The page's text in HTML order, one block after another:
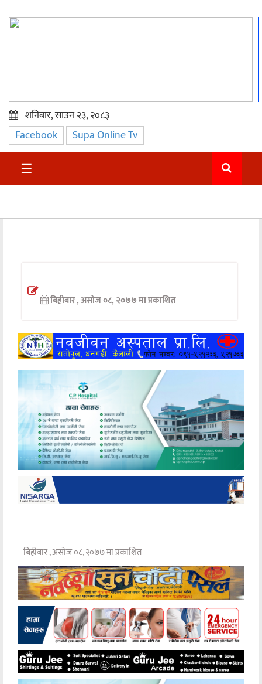
प्रमुख
समाचार
सुदुर
अन्तर्वार्ता
खेलकुद
मनोरञ्जन
अन्य
शनिबार, साउन २३, २०८३
Facebook Supa Online Tv
☰
बिहीबार , असोज ०८, २०७७ मा प्रकाशित
बिहीबार , असोज ०८, २०७७ मा प्रकाशित